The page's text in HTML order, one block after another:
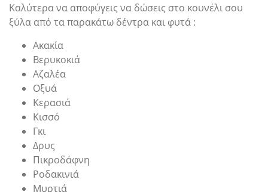
Καλύτερα να αποφύγεις να δώσεις στο κουνέλι σου
ξύλα από τα παρακάτω δέντρα και φυτά :
Ακακία
Βερυκοκιά
Αζαλέα
Οξυά
Κερασιά
Κισσό
Γκι
Δρυς
Πικροδάφνη
Ροδακινιά
Μυρτιά